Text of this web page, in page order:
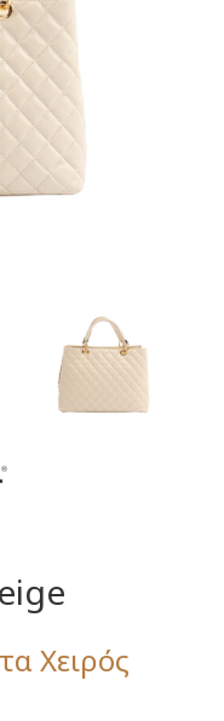
Χειρός